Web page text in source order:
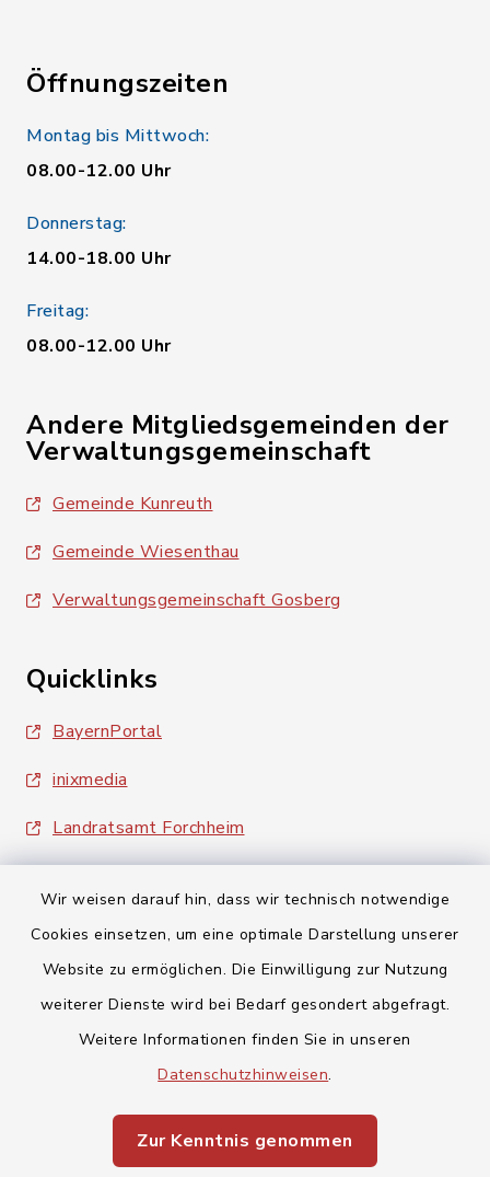
Wir weisen darauf hin, dass wir technisch notwendige
Cookies einsetzen, um eine optimale Darstellung unserer
Website zu ermöglichen. Die Einwilligung zur Nutzung
weiterer Dienste wird bei Bedarf gesondert abgefragt.
Weitere Informationen finden Sie in unseren
Datenschutzhinweisen.
Zur Kenntnis genommen
Öffnungszeiten
Montag bis Mittwoch:
08.00-12.00 Uhr
Donnerstag:
14.00-18.00 Uhr
Freitag:
08.00-12.00 Uhr
Andere Mitgliedsgemeinden der
Verwaltungsgemeinschaft
Gemeinde Kunreuth
Gemeinde Wiesenthau
Verwaltungsgemeinschaft Gosberg
Quicklinks
BayernPortal
inixmedia
Landratsamt Forchheim
Barrierefreiheit
Impressum